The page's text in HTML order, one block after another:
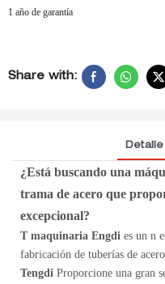
1 año de garantía
Share with:
¿Está buscando una
trama de acero que
excepcional?
T maquinaria Engdi es un n
fabricación de tuberías de
Tengdi Proporcione una gran